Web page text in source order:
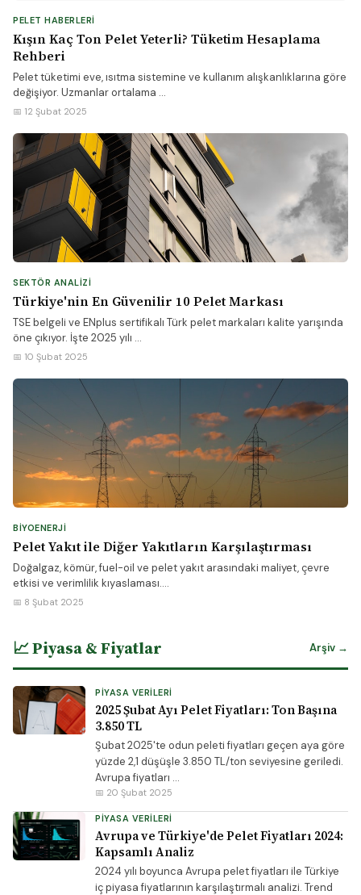
PELET HABERLERI
Kışın Kaç Ton Pelet Yeterli? Tüketim Hesaplama
Rehberi
Pelet tüketimi eve, ısıtma sistemine ve kullanım alışkanlıklarına göre
değişiyor. Uzmanlar ortalama ...
📅 12 Şubat 2025
SEKTÖR ANALIZI
Türkiye'nin En Güvenilir 10 Pelet Markası
TSE belgeli ve ENplus sertifikalı Türk pelet markaları kalite yarışında
öne çıkıyor. İşte 2025 yılı ...
📅 10 Şubat 2025
BIYOENERJI
Pelet Yakıt ile Diğer Yakıtların Karşılaştırması
Doğalgaz, kömür, fuel-oil ve pelet yakıt arasındaki maliyet, çevre
etkisi ve verimlilik kıyaslaması....
📅 8 Şubat 2025
📈 Piyasa & Fiyatlar Arşiv →
PIYASA VERILERI
2025 Şubat Ayı Pelet Fiyatları: Ton Başına
3.850 TL
Şubat 2025'te odun peleti fiyatları geçen aya göre
yüzde 2,1 düşüşle 3.850 TL/ton seviyesine geriledi.
Avrupa fiyatları ...
📅 20 Şubat 2025
PIYASA VERILERI
Avrupa ve Türkiye'de Pelet Fiyatları 2024:
Kapsamlı Analiz
2024 yılı boyunca Avrupa pelet fiyatları ile Türkiye
iç piyasa fiyatlarının karşılaştırmalı analizi. Trend